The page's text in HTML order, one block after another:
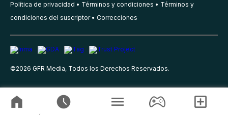
Política de privacidad Términos y condiciones
Términos y
condiciones del suscriptor
Correcciones
©2026 GFR Media, Todos los Derechos Reservados.